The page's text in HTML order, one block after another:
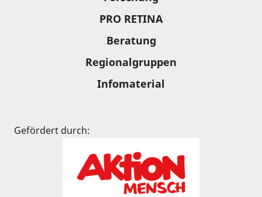
PRO RETINA
Beratung
Regionalgruppen
Infomaterial
Gefördert durch: